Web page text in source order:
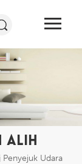
ALIH
Udara